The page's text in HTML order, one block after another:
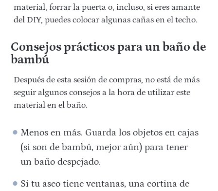
material, forrar la puerta o, incluso, si eres amante
del DIY, puedes colocar algunas cañas en el techo.
Consejos prácticos para un baño de
bambú
Después de esta sesión de compras, no está de más
seguir algunos consejos a la hora de utilizar este
material en el baño.
Menos en más. Guarda los objetos en cajas
(si son de bambú, mejor aún) para tener
un baño despejado.
Si tu aseo tiene ventanas, una cortina de